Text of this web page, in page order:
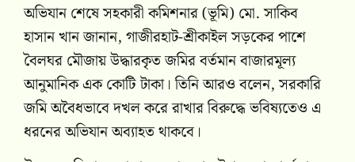
অভিযান শেষে সহকারী কমিশনার (ভূমি) মো. সাকিব
হাসান খান জানান, গাজীরহাট-শ্রীকাইল সড়কের পাশে
বৈলঘর মৌজায় উদ্ধারকৃত জমির বর্তমান বাজারমূল্য
আনুমানিক এক কোটি টাকা। তিনি আরও বলেন, সরকারি
জমি অবৈধভাবে দখল করে রাখার বিরুদ্ধে ভবিষ্যতেও এ
ধরনের অভিযান অব্যাহত থাকবে।